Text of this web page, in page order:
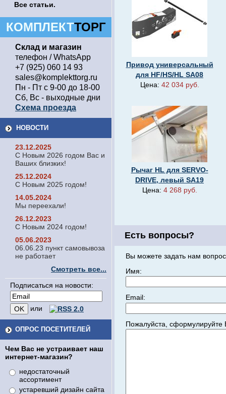
Все статьи.
КОМПЛЕКТТОРГ
Склад и магазин
телефон / WhatsApp
+7 (925) 060 14 93
sales@komplekttorg.ru
Пн - Пт с 9-00 до 18-00
Сб, Вс - выходные дни
Схема проезда
НОВОСТИ
23.12.2025
С Новым 2026 годом Вас и
Ваших близких!
25.12.2024
С Новым 2025 годом!
14.05.2024
Мы переехали!
26.12.2023
С Новым 2024 годом!
05.06.2023
06.06.23 пункт самовывоза
не работает
Смотреть все...
Подписаться на новости:
или
ОПРОС ПОСЕТИТЕЛЕЙ
Чем Вас не устраивает наш
интернет-магазин?
недостаточный
ассортимент
устаревший дизайн сайта
Привод универсальный
для HF/HS/HL SA08
Цена: 42 034 руб.
Рычаг HL для SERVO-
DRIVE, левый SA19
Цена: 4 268 руб.
Есть вопросы?
Вы можете задать нам
Имя:
Email:
Пожалуйста,